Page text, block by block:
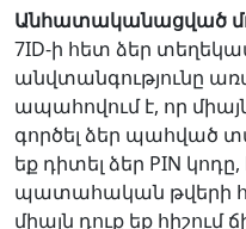
Անհատականացված
7ID-ի հետ ձեր
անվտանգությունը
ապահովում է, որ
գործել ձեր պահված
եք դիտել ձեր PIN
պատահական թվերի
միայն դուք եք հիշում